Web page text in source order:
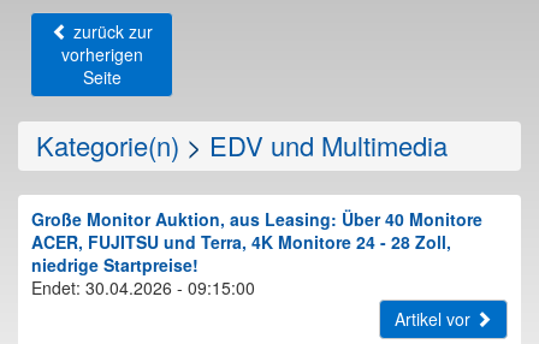
zurück zur
vorherigen
Seite
Kategorie(n) > EDV und Multimedia
Große Monitor Auktion, aus Leasing: Über 40 Monitore
ACER, FUJITSU und Terra, 4K Monitore 24 - 28 Zoll,
niedrige Startpreise!
Endet: 30.04.2026 - 09:15:00
Artikel vor